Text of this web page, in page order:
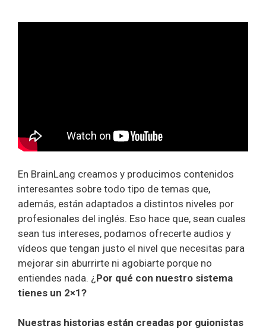
En BrainLang creamos y producimos contenidos
interesantes sobre todo tipo de temas que,
además, están adaptados a distintos niveles por
profesionales del inglés. Eso hace que, sean cuales
sean tus intereses, podamos ofrecerte audios y
vídeos que tengan justo el nivel que necesitas para
mejorar sin aburrirte ni agobiarte porque no
entiendes nada. ¿ Por qué con nuestro sistema
tienes un 2×1?
Nuestras historias están creadas por guionistas